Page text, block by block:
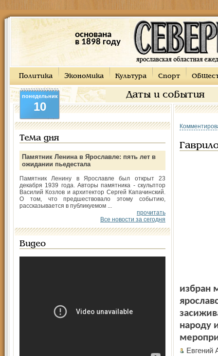
основана
в 1898 году
Политика Экономика Культура Спорт
Даты и события
понедельник
10
Тема дня
Памятник Ленина в Ярославле: пять лет в
ожидании пьедестала
Памятник Ленину в Ярославле был открыт 23
декабря 1939 года. Авторы памятника - скульптор
Василий Козлов и архитектор Сергей Капачинский.
О том, что предшествовало этому событию,
рассказывается в публикуемом ...
прочитать
Все новости за сегодня
Видео
избран
народу
Евгений